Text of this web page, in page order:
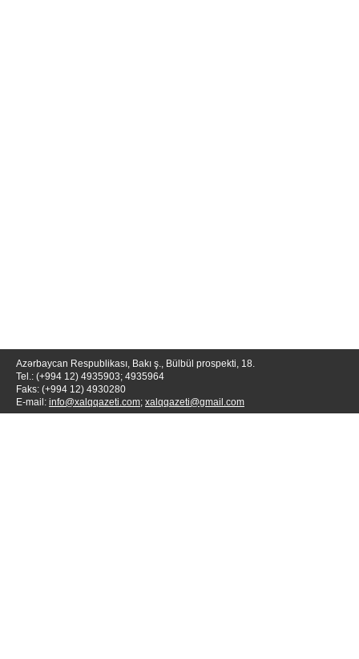
Azərbaycan Respublikası, Bakı ş., Bülbül prospekti, 18.
Tel.: (+994 12) 4935903; 4935964
Faks: (+994 12) 4930280
E-mail: info@xalqqazeti.com; xalqqazeti@gmail.com